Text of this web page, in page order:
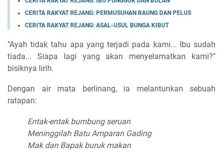
CERITA RAKYAT REJANG: PERMUSUHAN BAUNG DAN PELUS
CERITA RAKYAT REJANG: ASAL-USUL BUNGA KIBUT
"Ayah tidak tahu apa yang terjadi pada kami... Ibu sudah
tiada... Siapa lagi yang akan menyelamatkan kami?"
bisiknya lirih.
Dengan air mata berlinang, ia melantunkan sebuah
ratapan:
Entak-entak bumbung seruan
Meninggilah Batu Amparan Gading
Mak dan Bapak buruk makan